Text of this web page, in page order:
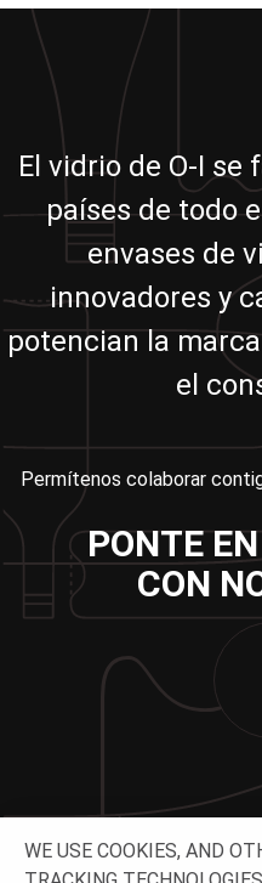
El vidrio de O-I se
países de todo
envases de
innovadores y
potencian la
el
Permítenos colaborar
PONTE
CON
WE USE COOKIES, AND